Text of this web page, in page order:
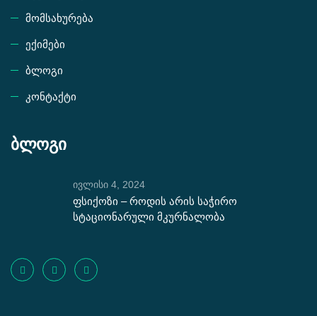
მომსახურება
ექიმები
ბლოგი
კონტაქტი
ბლოგი
ივლისი 4, 2024
ფსიქოზი – როდის არის საჭირო
სტაციონარული მკურნალობა